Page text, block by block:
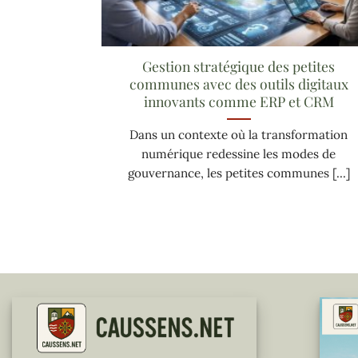
Gestion stratégique des petites
communes avec des outils digitaux
innovants comme ERP et CRM
Dans un contexte où la transformation
numérique redessine les modes de
gouvernance, les petites communes [...]